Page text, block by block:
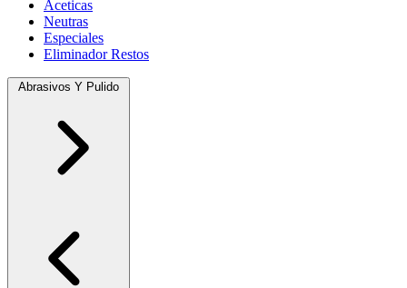
Aceticas
Neutras
Especiales
Eliminador Restos
Abrasivos Y Pulido